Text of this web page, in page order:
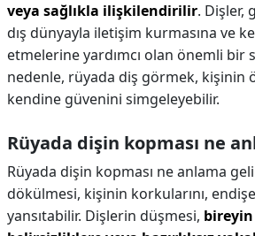
veya sağlıkla ilişkilendirilir. Dişler,
dış dünyayla iletişim kurmasına ve
etmelerine yardımcı olan önemli bir
nedenle, rüyada diş görmek, kişinin
kendine güvenini simgeleyebilir.
Rüyada dişin kopması ne
Rüyada dişin kopması ne anlama
dökülmesi, kişinin korkularını,
yansıtabilir. Dişlerin düşmesi,